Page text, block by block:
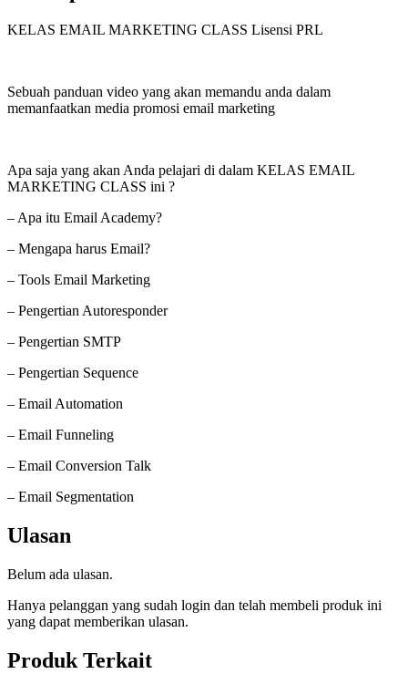
KELAS EMAIL MARKETING CLASS Lisensi PRL
Sebuah panduan video yang akan memandu anda dalam
memanfaatkan media promosi email marketing
Apa saja yang akan Anda pelajari di dalam KELAS EMAIL
MARKETING CLASS ini ?
– Apa itu Email Academy?
– Mengapa harus Email?
– Tools Email Marketing
– Pengertian Autoresponder
– Pengertian SMTP
– Pengertian Sequence
– Email Automation
– Email Funneling
– Email Conversion Talk
– Email Segmentation
Ulasan
Belum ada ulasan.
Hanya pelanggan yang sudah login dan telah membeli produk ini
yang dapat memberikan ulasan.
Produk Terkait